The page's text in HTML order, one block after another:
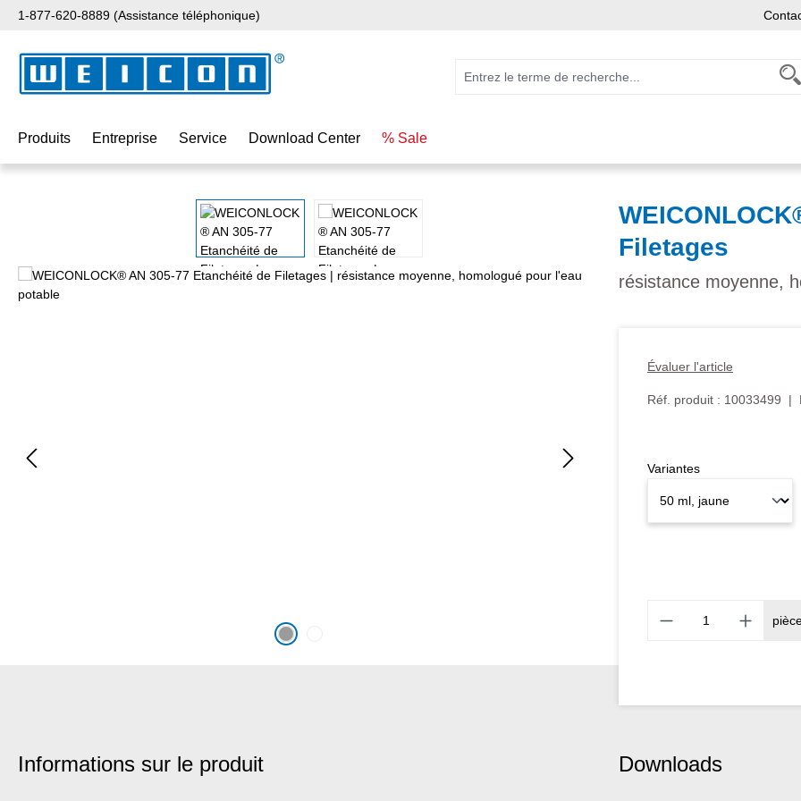
au contenu principal
Passer à la recherche
Passer à la navigation principale
1-877-620-8889 (Assistance téléphonique)
Produits Entreprise Service Download Center % Sale
Filetages
résistance moyenne,
Évaluer l'article
Réf. produit : 10033499 |
Variantes
Informations sur le produit Downloads